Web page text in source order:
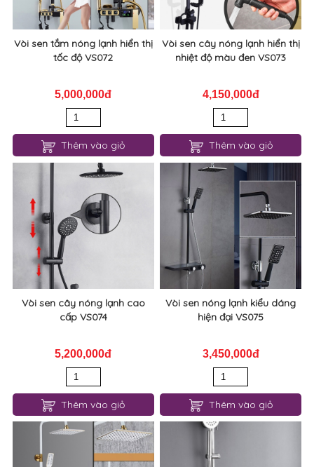
Vòi sen tắm nóng lạnh hiển thị
tốc độ VS072
5,000,000đ
Thêm vào giỏ
Vòi sen cây nóng lạnh hiển thị
nhiệt độ màu đen VS073
4,150,000đ
Thêm vào giỏ
Vòi sen cây nóng lạnh cao
cấp VS074
5,200,000đ
Thêm vào giỏ
Vòi sen nóng lạnh kiểu dáng
hiện đại VS075
3,450,000đ
Thêm vào giỏ